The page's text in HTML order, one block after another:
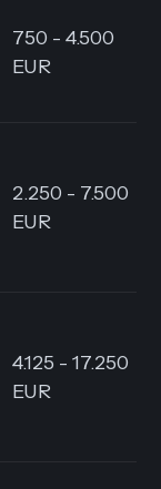
750 - 4.500
EUR
2.250 - 7.500
EUR
4.125 - 17.250
EUR